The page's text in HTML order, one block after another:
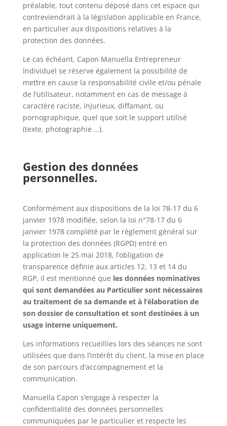
préalable, tout contenu déposé dans cet espace qui
contreviendrait à la législation applicable en France,
en particulier aux dispositions relatives à la
protection des données.
Le cas échéant, Capon Manuella Entrepreneur
Individuel se réserve également la possibilité de
mettre en cause la responsabilité civile et/ou pénale
de l’utilisateur, notamment en cas de message à
caractère raciste, injurieux, diffamant, ou
pornographique, quel que soit le support utilisé
(texte, photographie …).
Gestion des données
personnelles.
Conformément aux dispositions de la loi 78-17 du 6
janvier 1978 modifiée, selon la loi n°78-17 du 6
janvier 1978 complété par le règlement général sur
la protection des données (RGPD) entré en
application le 25 mai 2018, l’obligation de
transparence définie aux articles 12, 13 et 14 du
RGP, il est mentionné que les données nominatives
qui sont demandées au Particulier sont nécessaires
au traitement de sa demande et à l’élaboration de
son dossier de consultation et sont destinées à un
usage interne uniquement.
Les informations recueillies lors des séances ne sont
utilisées que dans l’intérêt du client, la mise en place
de son parcours d’accompagnement et la
communication.
Manuella Capon s’engage à respecter la
confidentialité des données personnelles
communiquées par le particulier et respecte les